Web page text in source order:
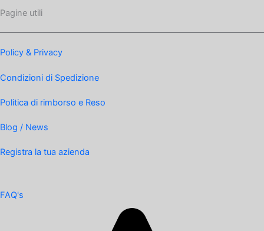
Pagine utili
Policy & Privacy
Condizioni di Spedizione
Politica di rimborso e Reso
Blog / News
Registra la tua azienda
FAQ's